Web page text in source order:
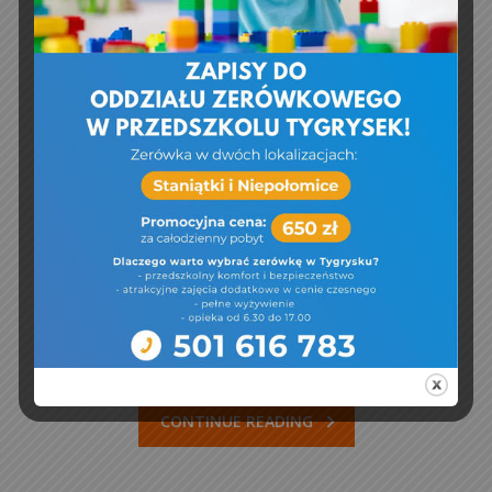
12 kwietnia, 2023
dom seniora, wizyta
Education, Events, General
Meetings, News
Tygrysek
W dniu dzisiejszym dzieci z grupy Tygrysy
odwiedziły podopiecznych DOM Seniora
Natalia IIw Woli Batorskiej
CONTINUE READING